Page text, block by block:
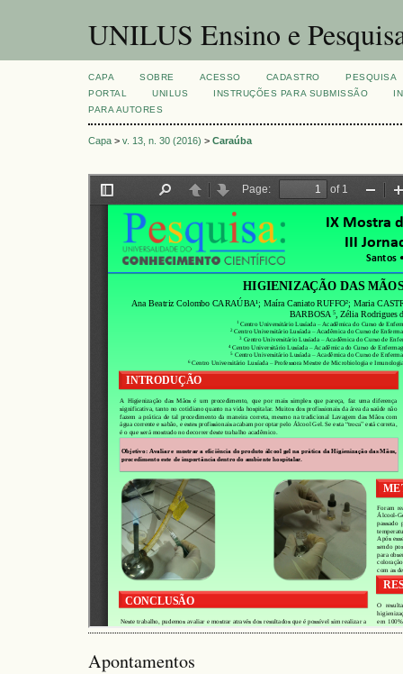
UNILUS Ensino e
CAPA SOBRE ACESSO CADASTRO
PESQUISA
PORTAL
UNILUS INSTRUÇÕES PARA SUBMISSÃO
PARA AUTORES
Capa > v. 13, n. 30 (2016) > Caraúba
Apontamentos